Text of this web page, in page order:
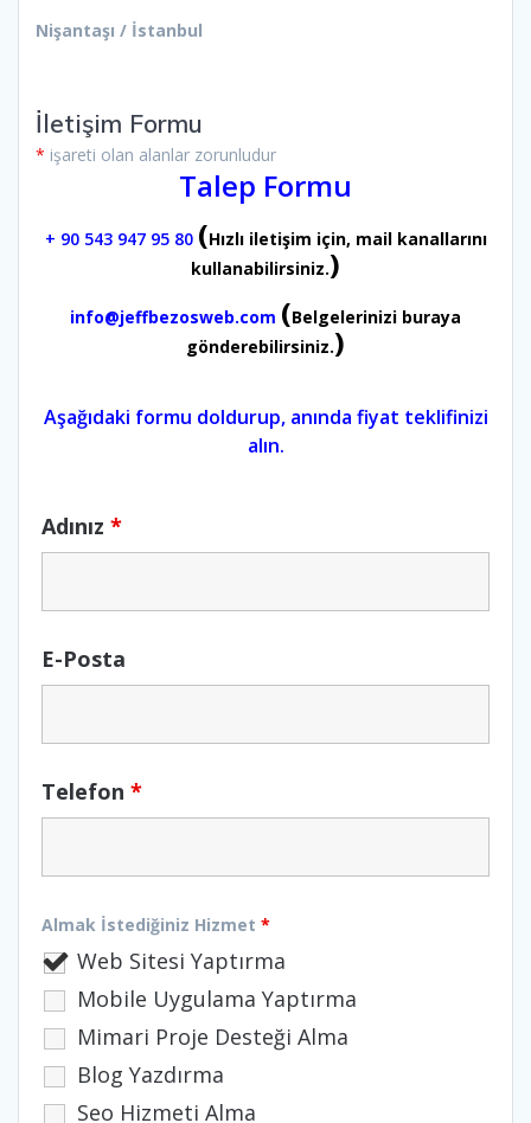
Nişantaşı / İstanbul
İletişim Formu
* işareti olan alanlar zorunludur
Talep Formu
+ 90 543 947 95 80 (Hızlı iletişim için, mail kanallarını
kullanabilirsiniz.)
info@jeffbezosweb.com (Belgelerinizi buraya
gönderebilirsiniz.)
Aşağıdaki formu doldurup, anında fiyat teklifinizi
alın.
Adınız *
E-Posta
Telefon *
Almak İstediğiniz Hizmet *
Web Sitesi Yaptırma
Mobile Uygulama Yaptırma
Mimari Proje Desteği Alma
Blog Yazdırma
Seo Hizmeti Alma